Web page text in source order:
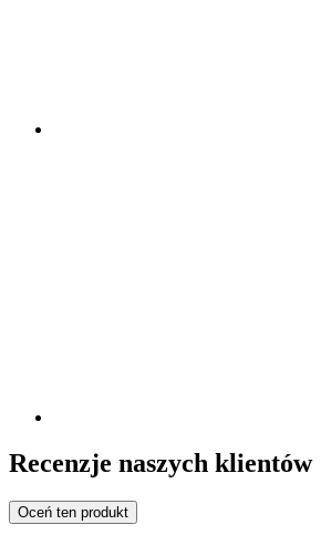
Recenzje naszych klientów
Oceń ten produkt